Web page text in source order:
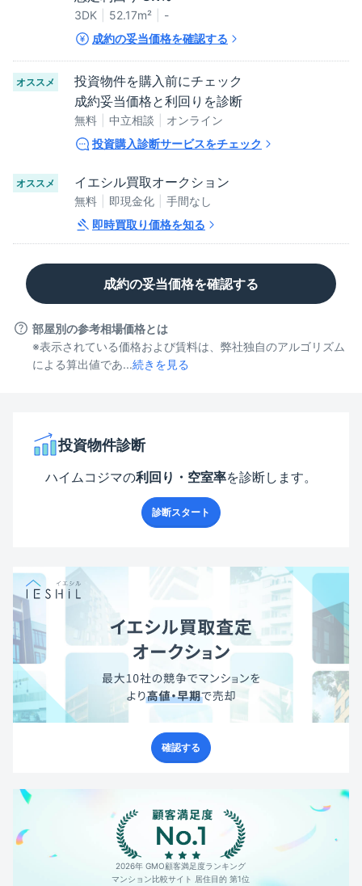
3DK 52.17m²
-
成約の妥当価格を確認する
オススメ
投資物件を購入前にチェック
成約妥当価格と利回りを診断
無料 中立相談
オンライン
投資購入診断サービスをチェック
オススメ イエシル買取オークション
無料 即現金化
手間なし
即時買取り価格を知る
成約の妥当価格を確認する
部屋別の参考相場価格とは
※表示されている価格および賃料は、弊社独自のアルゴリズム
による算出値であ...続きを見る
投資物件診断
ハイムコジマの利回り・空室率を診断します。
診断スタート
確認する
2026年 GMO顧客満足度ランキング
マンション比較サイト 居住目的 第1位